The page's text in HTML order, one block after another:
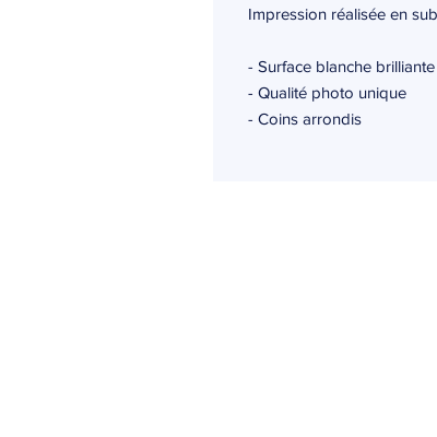
Impression réalisée en
- Surface blanche brilliante
- Qualité photo unique
- Coins arrondis